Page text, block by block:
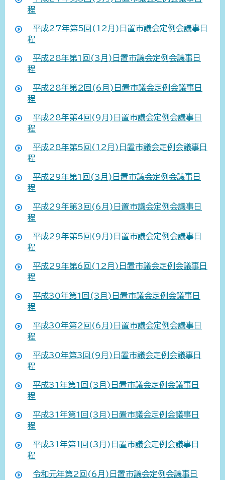
程
平成27年第5回(12月)日置市議会定例会議事日
程
平成28年第1回(3月)日置市議会定例会議事日
程
平成28年第2回(6月)日置市議会定例会議事日
程
平成28年第4回(9月)日置市議会定例会議事日
程
平成28年第5回(12月)日置市議会定例会議事日
程
平成29年第1回(3月)日置市議会定例会議事日
程
平成29年第3回(6月)日置市議会定例会議事日
程
平成29年第5回(9月)日置市議会定例会議事日
程
平成29年第6回(12月)日置市議会定例会議事日
程
平成30年第1回(3月)日置市議会定例会議事日
程
平成30年第2回(6月)日置市議会定例会議事日
程
平成30年第3回(9月)日置市議会定例会議事日
程
平成31年第1回(3月)日置市議会定例会議事日
程
平成31年第1回(3月)日置市議会定例会議事日
程
平成31年第1回(3月)日置市議会定例会議事日
程
令和元年第2回(6月)日置市議会定例会議事日